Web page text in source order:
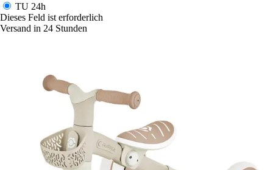
TU 24h
Dieses Feld ist erforderlich
Versand in 24 Stunden